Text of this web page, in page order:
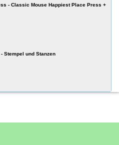
- Classic Mouse Happiest Place Press +
Stempel und Stanzen